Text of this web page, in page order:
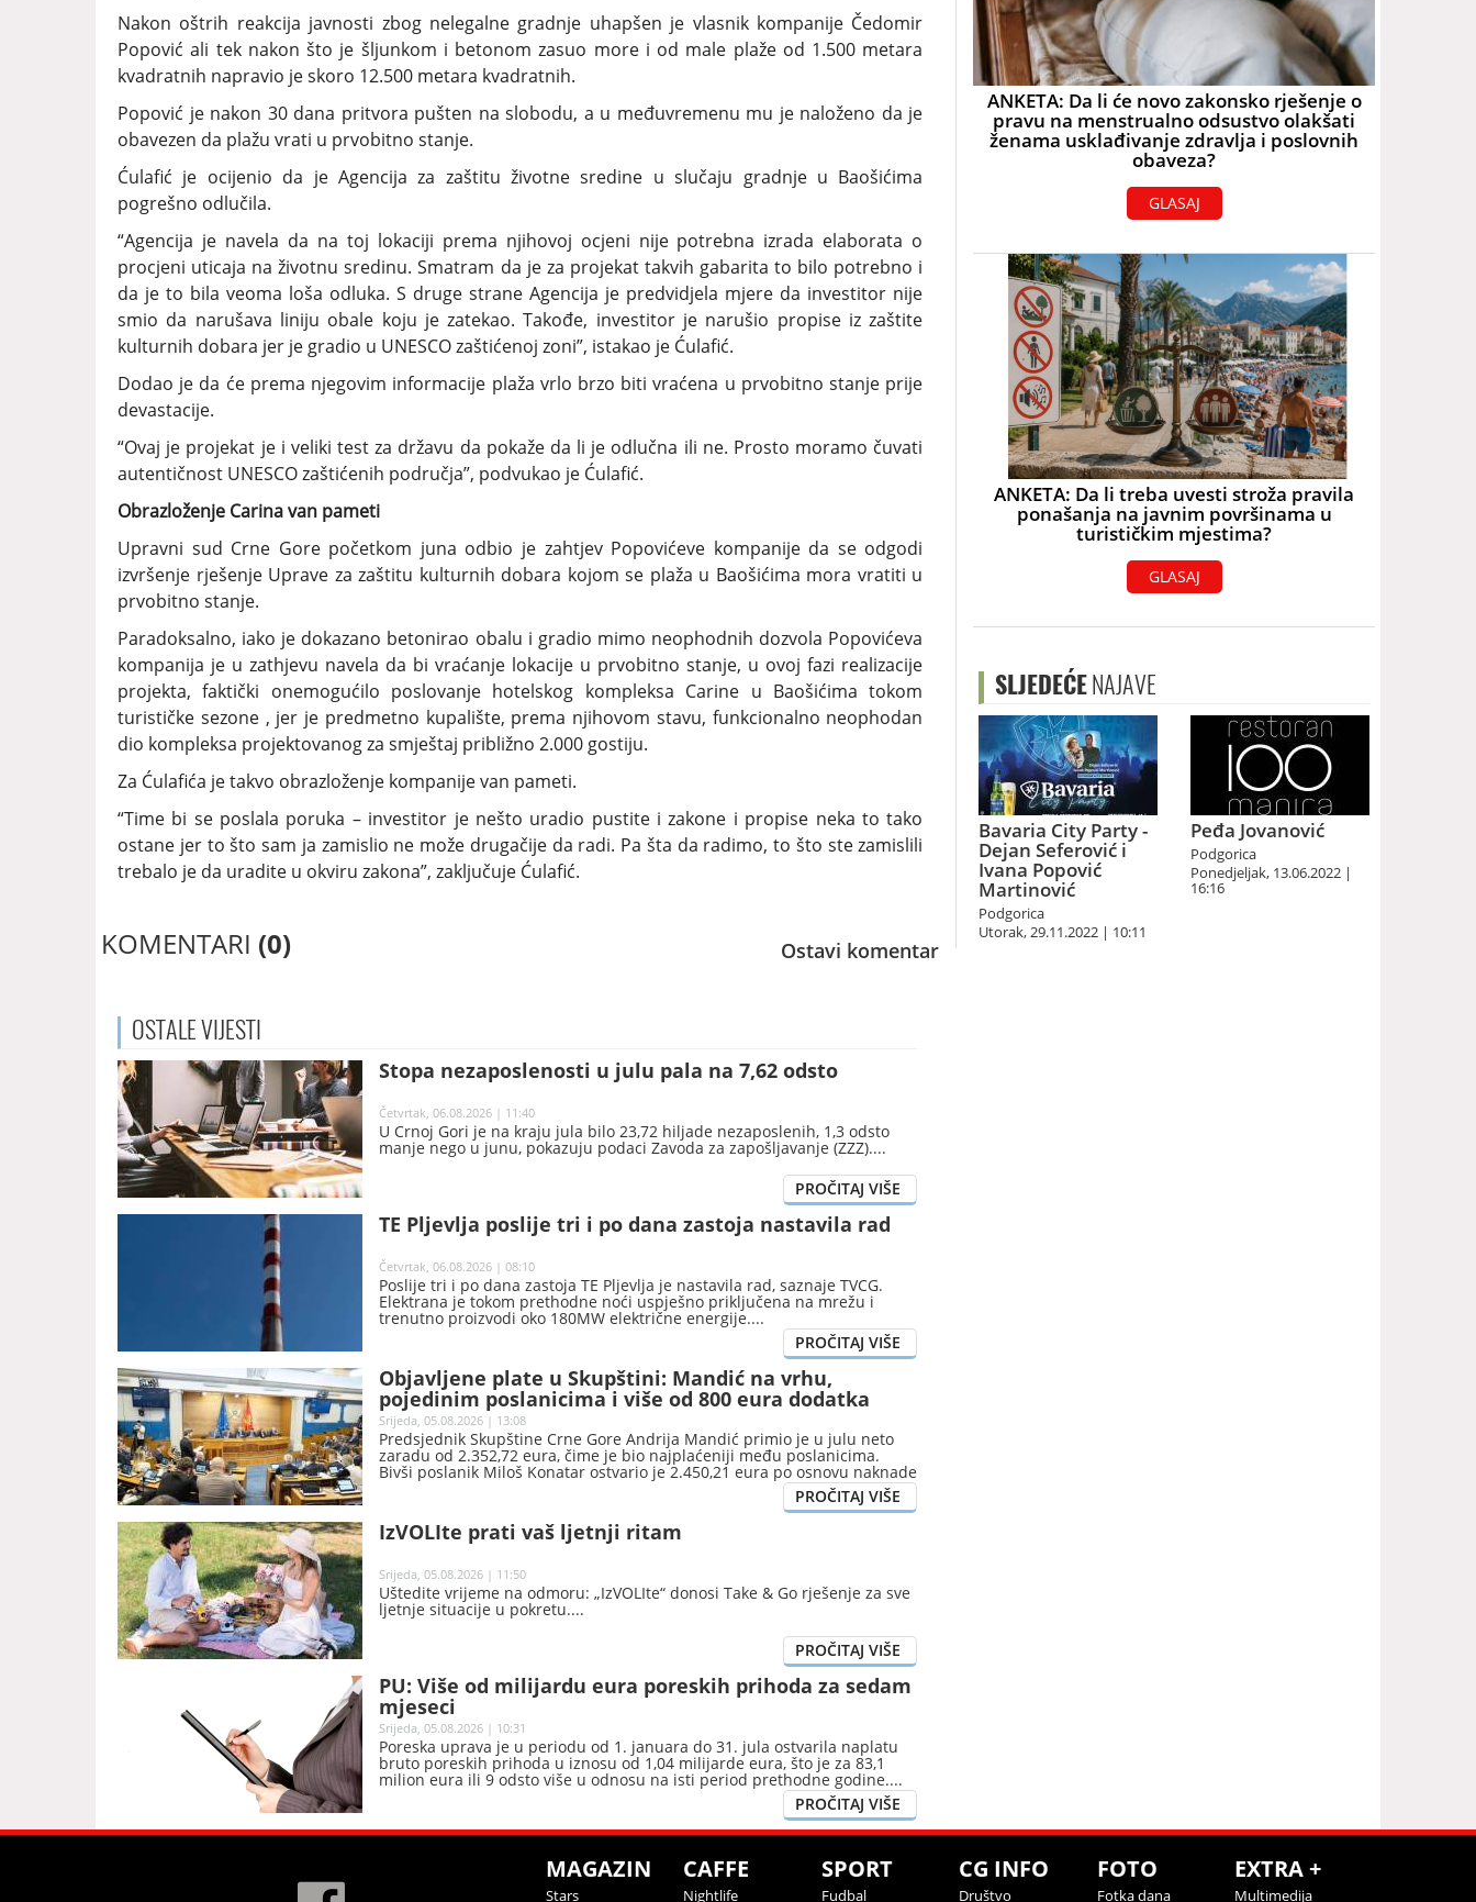
Nakon oštrih reakcija javnosti zbog nelegalne gradnje uhapšen je vlasnik kompanije Čedomir
Popović ali tek nakon što je šljunkom i betonom zasuo more i od male plaže od 1.500 metara
kvadratnih napravio je skoro 12.500 metara kvadratnih.
Popović je nakon 30 dana pritvora pušten na slobodu, a u međuvremenu mu je naloženo da je
obavezen da plažu vrati u prvobitno stanje.
Ćulafić je ocijenio da je Agencija za zaštitu životne sredine u slučaju gradnje u Baošićima
pogrešno odlučila.
“Agencija je navela da na toj lokaciji prema njihovoj ocjeni nije potrebna izrada elaborata o
procjeni uticaja na životnu sredinu. Smatram da je za projekat takvih gabarita to bilo potrebno i
da je to bila veoma loša odluka. S druge strane Agencija je predvidjela mjere da investitor nije
smio da narušava liniju obale koju je zatekao. Takođe, investitor je narušio propise iz zaštite
kulturnih dobara jer je gradio u UNESCO zaštićenoj zoni”, istakao je Ćulafić.
Dodao je da će prema njegovim informacije plaža vrlo brzo biti vraćena u prvobitno stanje prije
devastacije.
“Ovaj je projekat je i veliki test za državu da pokaže da li je odlučna ili ne. Prosto moramo čuvati
autentičnost UNESCO zaštićenih područja”, podvukao je Ćulafić.
Obrazloženje Carina van pameti
Upravni sud Crne Gore početkom juna odbio je zahtjev Popovićeve kompanije da se odgodi
izvršenje rješenje Uprave za zaštitu kulturnih dobara kojom se plaža u Baošićima mora vratiti u
prvobitno stanje.
Paradoksalno, iako je dokazano betonirao obalu i gradio mimo neophodnih dozvola Popovićeva
kompanija je u zathjevu navela da bi vraćanje lokacije u prvobitno stanje, u ovoj fazi realizacije
projekta, faktički onemogućilo poslovanje hotelskog kompleksa Carine u Baošićima tokom
turističke sezone , jer je predmetno kupalište, prema njihovom stavu, funkcionalno neophodan
dio kompleksa projektovanog za smještaj približno 2.000 gostiju.
Za Ćulafića je takvo obrazloženje kompanije van pameti.
“Time bi se poslala poruka – investitor je nešto uradio pustite i zakone i propise neka to tako
ostane jer to što sam ja zamislio ne može drugačije da radi. Pa šta da radimo, to što ste zamislili
trebalo je da uradite u okviru zakona”, zaključuje Ćulafić.
KOMENTARI (0) Ostavi komentar
OSTALEVIJESTI
Stopa nezaposlenosti u julu pala na 7,62 odsto
Četvrtak, 06.08.2026 | 11:40
U Crnoj Gori je na kraju jula bilo 23,72 hiljade nezaposlenih, 1,3 odsto
manje nego u junu, pokazuju podaci Zavoda za zapošljavanje (ZZZ).
TE Pljevlja poslije tri i po dana zastoja nastavila rad
Četvrtak, 06.08.2026 | 08:10
Poslije tri i po dana zastoja TE Pljevlja je nastavila rad, saznaje TVCG.
Elektrana je tokom prethodne noći uspješno priključena na mrežu i
trenutno proizvodi oko 180MW električne energije.
Objavljene plate u Skupštini: Mandić na vrhu,
pojedinim poslanicima i više od 800 eura dodatka
Srijeda, 05.08.2026 | 13:08
Predsjednik Skupštine Crne Gore Andrija Mandić primio je u julu neto
zaradu od 2.352,72 eura, čime je bio najplaćeniji među poslanicima.
Bivši poslanik Miloš Konatar ostvario je 2.450,21 eura po osnovu naknade
nakon prestanka funkcije, pokazuju podaci o julskim primanjima koje je
IzVOLIte prati vaš ljetnji ritam
Srijeda, 05.08.2026 | 11:50
Uštedite vrijeme na odmoru: „IzVOLIte“ donosi Take & Go rješenje za sve
ljetnje situacije u pokretu.
PU: Više od milijardu eura poreskih prihoda za sedam
mjeseci
Srijeda, 05.08.2026 | 10:31
Poreska uprava je u periodu od 1. januara do 31. jula ostvarila naplatu
bruto poreskih prihoda u iznosu od 1,04 milijarde eura, što je za 83,1
milion eura ili 9 odsto više u odnosu na isti period prethodne godine.
ANKETA: Da li će novo zakonsko rješenje o
pravu na menstrualno odsustvo olakšati
ženama usklađivanje zdravlja i poslovnih
obaveza?
GLASAJ
ANKETA: Da li treba uvesti stroža pravila
ponašanja na javnim površinama u
turističkim mjestima?
GLASAJ
SLJEDEĆENAJAVE
Bavaria City Party -
Dejan Seferović i
Ivana Popović
Martinović
Podgorica
Utorak, 29.11.2022 | 10:11
Peđa Jovanović
Podgorica
Ponedjeljak, 13.06.2022 |
16:16
MAGAZIN
Stars
CAFFE
Nightlife
SPORT
Fudbal
CG INFO
Društvo
FOTO
Fotka dana
EXTRA +
Multimedija